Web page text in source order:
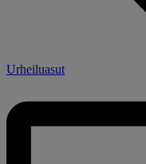
Urheiluasut